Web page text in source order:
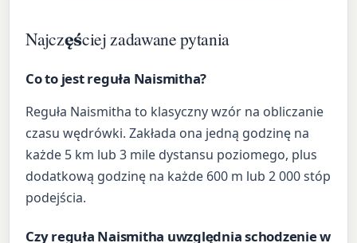
Najczęściej zadawane pytania
Co to jest reguła Naismitha?
Reguła Naismitha to klasyczny wzór na obliczanie
czasu wędrówki. Zakłada ona jedną godzinę na
każde 5 km lub 3 mile dystansu poziomego, plus
dodatkową godzinę na każde 600 m lub 2 000 stóp
podejścia.
Czy reguła Naismitha uwzględnia schodzenie w